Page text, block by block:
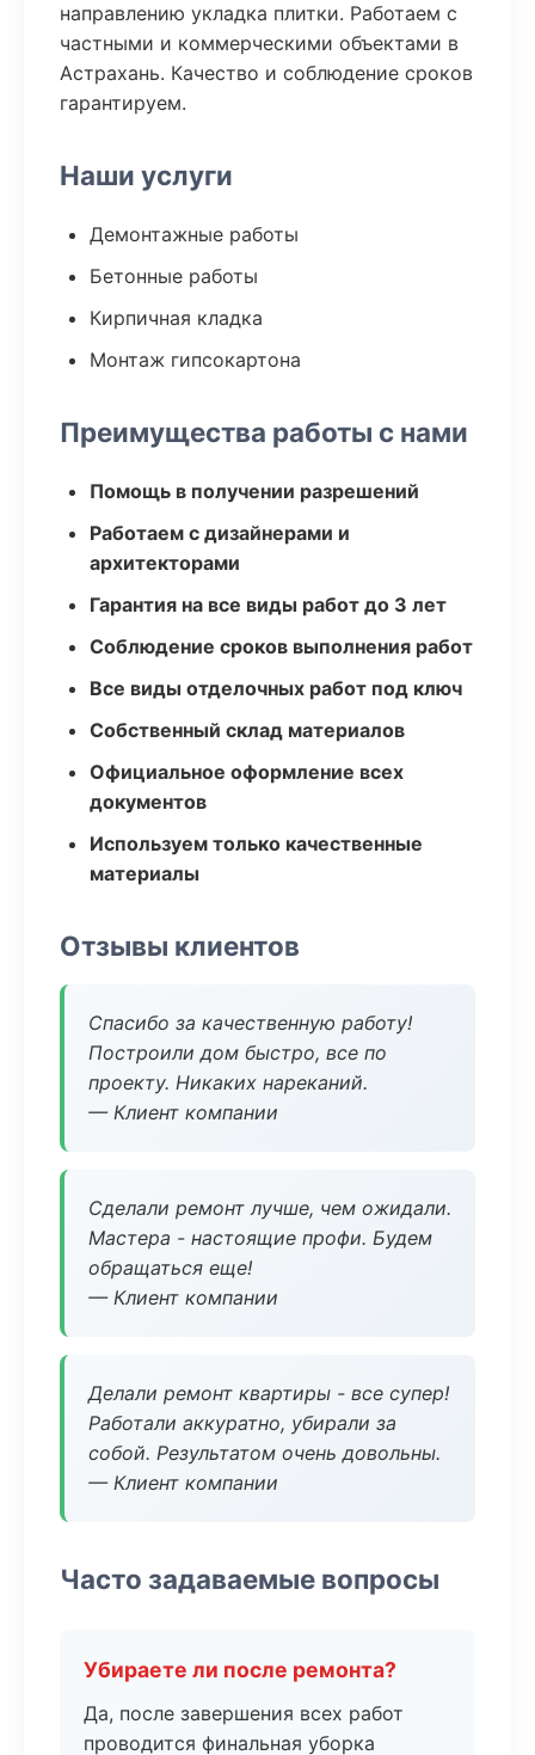
направлению укладка плитки. Работаем с
частными и коммерческими объектами в
Астрахань. Качество и соблюдение сроков
гарантируем.
Наши услуги
Демонтажные работы
Бетонные работы
Кирпичная кладка
Монтаж гипсокартона
Преимущества работы с нами
Помощь в получении разрешений
Работаем с дизайнерами и
архитекторами
Гарантия на все виды работ до 3 лет
Соблюдение сроков выполнения работ
Все виды отделочных работ под ключ
Собственный склад материалов
Официальное оформление всех
документов
Используем только качественные
материалы
Отзывы клиентов
Спасибо за качественную работу!
Построили дом быстро, все по
проекту. Никаких нареканий.
— Клиент компании
Сделали ремонт лучше, чем ожидали.
Мастера - настоящие профи. Будем
обращаться еще!
— Клиент компании
Делали ремонт квартиры - все супер!
Работали аккуратно, убирали за
собой. Результатом очень довольны.
— Клиент компании
Часто задаваемые вопросы
Убираете ли после ремонта?
Да, после завершения всех работ
проводится финальная уборка